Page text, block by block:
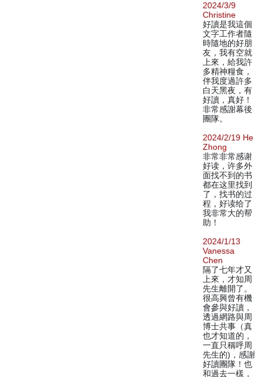
2024/3/9
Christine
好讀是我這個
文字工作者隨
時隨地的好朋
友，我有空就
上來，給我許
多精神糧食，
伴我度過許多
白天黑夜，有
好讀，真好！
非常感謝幕後
團隊。
2024/2/19 He
Zhong
非常非常感谢
好读，许多外
面找不到的书
都在这里找到
了，找书的过
程，好读给了
我非常大的帮
助！
2024/1/13
Vanessa
Chen
隔了七年才又
上來，才知周
先生離開了。
很高興曾有機
會參與好讀，
透過網路與周
博士共事（真
也才知道的，
一直只稱呼周
先生的)，感謝
好讀團隊！也
和過去一樣，